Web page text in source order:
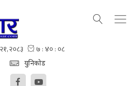
युनिकोड